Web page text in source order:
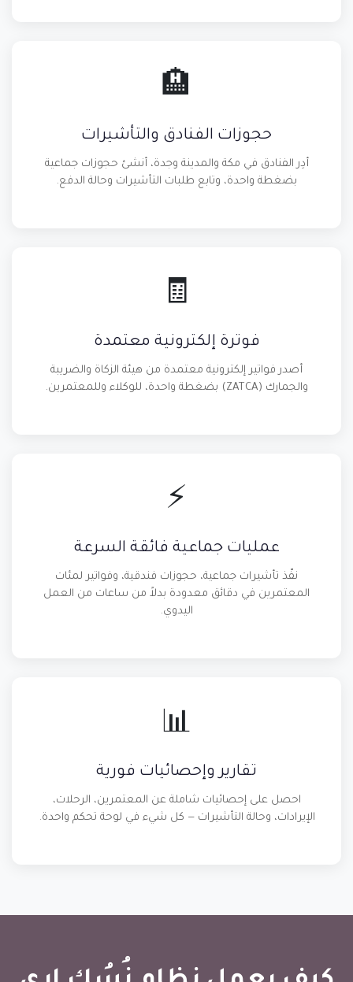
🏨
حجوزات الفنادق والتأشيرات
أدِر الفنادق في مكة والمدينة وجدة، أنشئ حجوزات جماعية
بضغطة واحدة، وتابع طلبات التأشيرات وحالة الدفع.
🧾
فوترة إلكترونية معتمدة
أصدر فواتير إلكترونية معتمدة من هيئة الزكاة والضريبة
والجمارك (ZATCA) بضغطة واحدة، للوكلاء وللمعتمرين.
⚡
عمليات جماعية فائقة السرعة
نفّذ تأشيرات جماعية، حجوزات فندقية، وفواتير لمئات
المعتمرين في دقائق معدودة بدلاً من ساعات من العمل
اليدوي.
📊
تقارير وإحصائيات فورية
احصل على إحصائيات شاملة عن المعتمرين، الرحلات،
الإيرادات، وحالة التأشيرات — كل شيء في لوحة تحكم واحدة.